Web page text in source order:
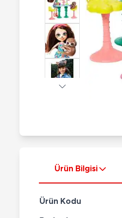
Hayvan Figürler
Çeşitli Figürler
Koleksiyon Figürler
Elektronik Ürünler
Ürün Bilgisi
Ürün Kodu